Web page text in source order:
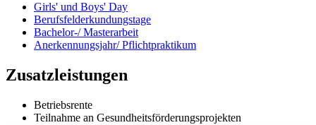
Girls' und Boys' Day
Berufsfelderkundungstage
Bachelor-/ Masterarbeit
Anerkennungsjahr/ Pflichtpraktikum
Zusatzleistungen
Betriebsrente
Teilnahme an Gesundheitsförderungsprojekten